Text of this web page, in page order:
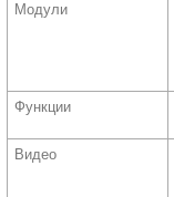
Модули
Функ­ции
Видео